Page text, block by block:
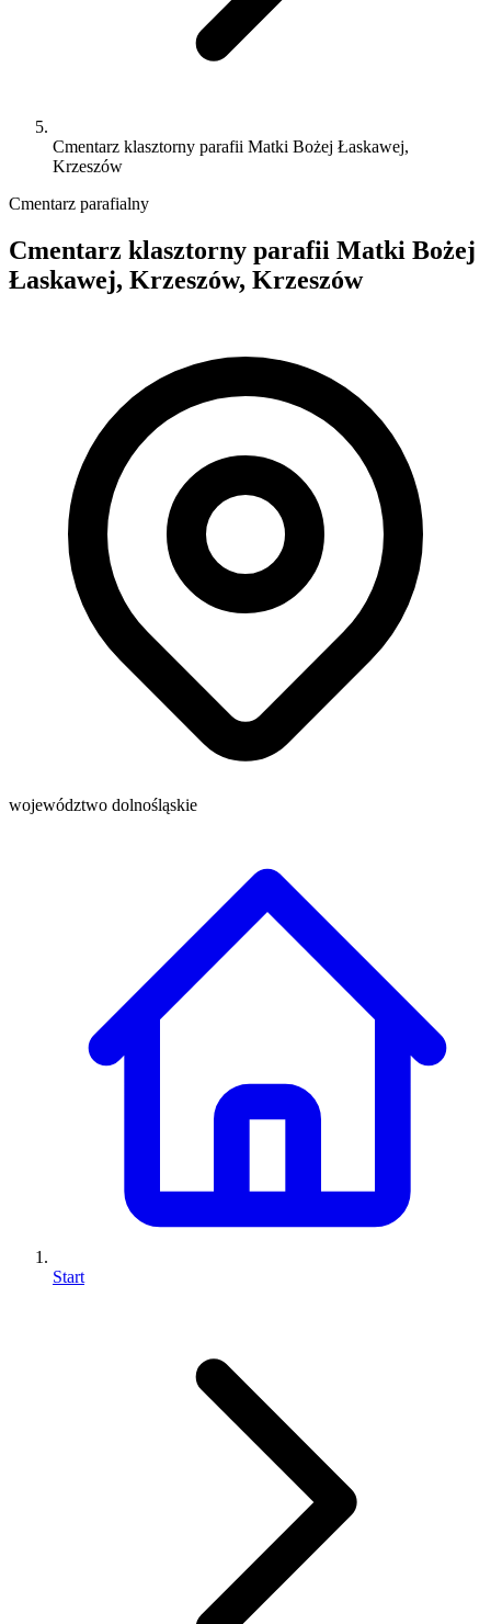
Cmentarz klasztorny parafii Matki Bożej Łaskawej,
Krzeszów
Cmentarz parafialny
Cmentarz klasztorny parafii Matki Bożej
Łaskawej, Krzeszów, Krzeszów
województwo dolnośląskie
Start